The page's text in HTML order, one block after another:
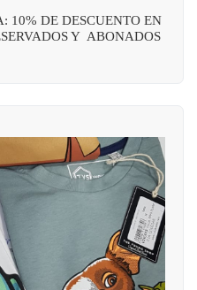
10% DE DESCUENTO EN
Y ABONADOS